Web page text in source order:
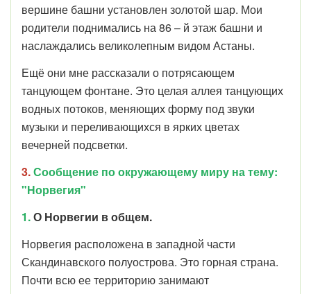
вершине башни установлен золотой шар. Мои
родители поднимались на 86 – й этаж башни и
наслаждались великолепным видом Астаны.
Ещё они мне рассказали о потрясающем
танцующем фонтане. Это целая аллея танцующих
водных потоков, меняющих форму под звуки
музыки и переливающихся в ярких цветах
вечерней подсветки.
3.Сообщение по окружающему миру на тему:
"Норвегия"
1.О Норвегии в общем.
Норвегия расположена в западной части
Скандинавского полуострова. Это горная страна.
Почти всю ее территорию занимают